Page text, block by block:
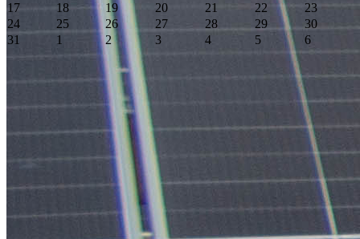
17
18 19 20 21 22
23
24
25 26 27 28 29
30
31
1 2 3 4 5
6
Event Date, août 2026